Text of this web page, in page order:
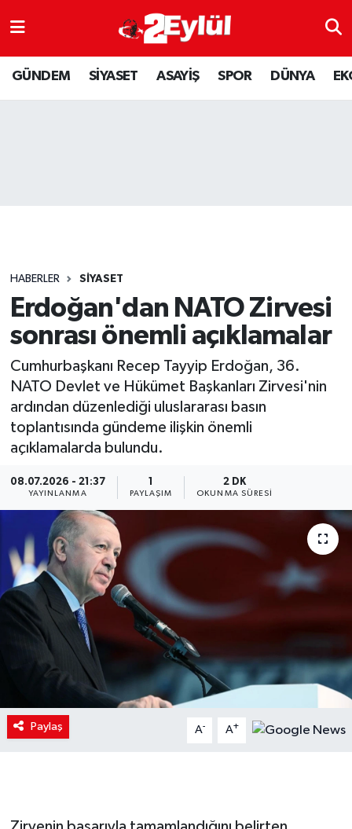
GÜNDEM SİYASET ASAYİŞ SPOR DÜNYA
HABERLER SİYASET
Erdoğan'dan NATO Zirvesi
sonrası önemli açıklamalar
Cumhurbaşkanı Recep Tayyip Erdoğan, 36.
NATO Devlet ve Hükümet Başkanları Zirvesi'nin
ardından düzenlediği uluslararası basın
toplantısında gündeme ilişkin önemli
açıklamalarda bulundu.
08.07.2026 - 21:37
YAYINLANMA PAYLAŞIM
2 DK
OKUNMA SÜRESI
Paylaş A- A+
ASAYİŞ
DÜNYA
SPOR
YAŞAM
Nöbetçi Eczaneler
Hava Durumu
Son Dakika Haberleri
Haber Arşivi